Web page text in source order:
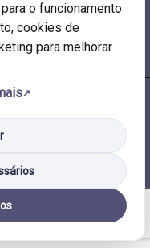
o funcionamento
cookies de
para melhorar